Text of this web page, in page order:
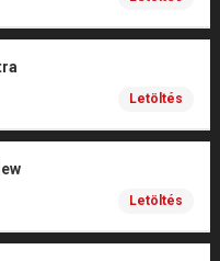
Letöltés
Letöltés